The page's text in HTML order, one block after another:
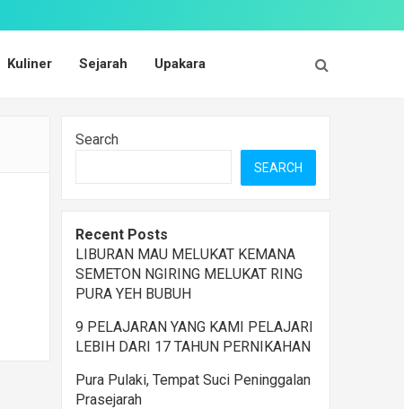
Kuliner Sejarah Upakara
Search
SEARCH
Recent Posts
LIBURAN MAU MELUKAT KEMANA
SEMETON NGIRING MELUKAT RING
PURA YEH BUBUH
9 PELAJARAN YANG KAMI PELAJARI
LEBIH DARI 17 TAHUN PERNIKAHAN
Pura Pulaki, Tempat Suci Peninggalan
Prasejarah